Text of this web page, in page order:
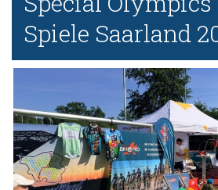
Spiele Saarland